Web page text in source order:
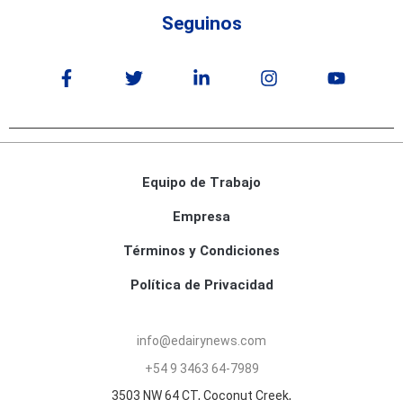
Seguinos
Equipo de Trabajo
Empresa
Términos y Condiciones
Política de Privacidad
info@edairynews.com
+54 9 3463 64-7989
3503 NW 64 CT, Coconut Creek,